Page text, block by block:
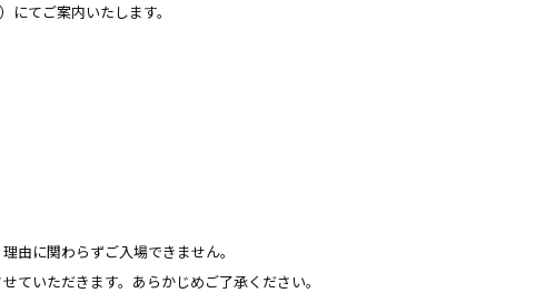
）にてご案内いたします。
由に関わらずご入場できません。
いただきます。あらかじめご了承ください。